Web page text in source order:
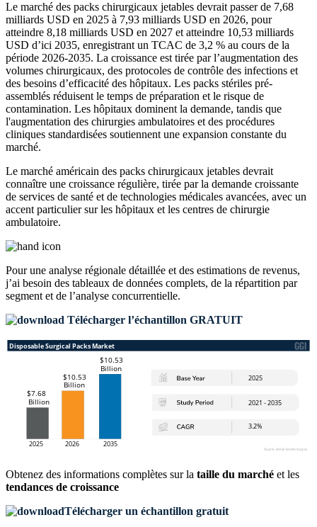
Le marché des packs chirurgicaux jetables devrait passer de 7,68
milliards USD en 2025 à 7,93 milliards USD en 2026, pour
atteindre 8,18 milliards USD en 2027 et atteindre 10,53 milliards
USD d’ici 2035, enregistrant un TCAC de 3,2 % au cours de la
période 2026-2035. La croissance est tirée par l’augmentation des
volumes chirurgicaux, des protocoles de contrôle des infections et
des besoins d’efficacité des hôpitaux. Les packs stériles pré-
assemblés réduisent le temps de préparation et le risque de
contamination. Les hôpitaux dominent la demande, tandis que
l'augmentation des chirurgies ambulatoires et des procédures
cliniques standardisées soutiennent une expansion constante du
marché.
Le marché américain des packs chirurgicaux jetables devrait
connaître une croissance régulière, tirée par la demande croissante
de services de santé et de technologies médicales avancées, avec un
accent particulier sur les hôpitaux et les centres de chirurgie
ambulatoire.
Pour une analyse régionale détaillée et des estimations de revenus,
j’ai besoin des tableaux de données complets, de la répartition par
segment et de l’analyse concurrentielle.
Télécharger l’échantillon GRATUIT
Obtenez des informations complètes sur la taille du marché et les
tendances de croissance
Télécharger un échantillon gratuit